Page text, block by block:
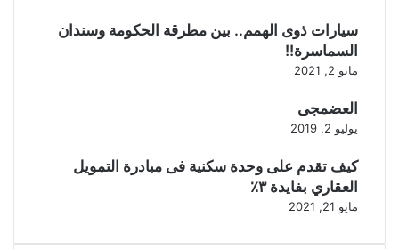
سيارات ذوى الهمم.. بين مطرقة الحكومة وسندان
السماسرة!!
مايو 2, 2021
العضمجى
يوليو 2, 2019
كيف تقدم على وحدة سكنية فى مبادرة التمويل
العقاري بفايدة ٣٪
مايو 21, 2021